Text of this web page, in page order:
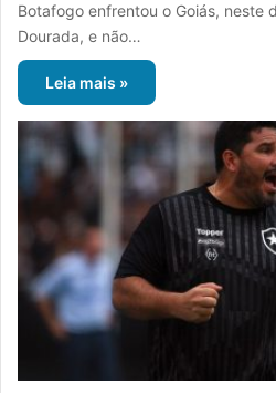
Botafogo enfrentou o Goiás, neste
Dourada, e não…
Leia mais »